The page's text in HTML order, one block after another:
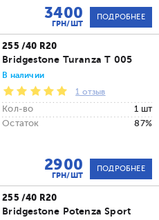
3400
ГРН/ШТ
ПОДРОБНЕЕ
255 /40 R20
Bridgestone Turanza T 005
В наличии
1 отзыв
Кол-во
1 шт
Остаток
87%
2900
ГРН/ШТ
ПОДРОБНЕЕ
255 /40 R20
Bridgestone Potenza Sport